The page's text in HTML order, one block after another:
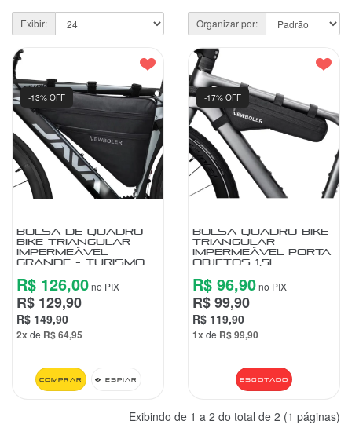
FERRAMENTAS
MANUTENÇÃO
MESA
PEÇAS
VESTUÁRIO
CENTRAL
(11)
9
4440-
2772
Chat
WhatsApp
Envie-
nos uma
Organizar por:
Exibir:
BOLSA DE QUADRO
BIKE TRIANGULAR
IMPERMEÁVEL
GRANDE - TURISMO
-13% OFF
R$ 126,00no PIX
R$ 129,90
R$ 149,90
2x de R$ 64,95
Comprar Espiar
BOLSA QUADRO BIKE
TRIANGULAR
IMPERMEÁVEL PORTA
OBJETOS 1,5L
-17% OFF
R$ 96,90no PIX
R$ 99,90
R$ 119,90
1x de R$ 99,90
Esgotado
Exibindo de 1 a 2 do total de 2 (1 páginas)